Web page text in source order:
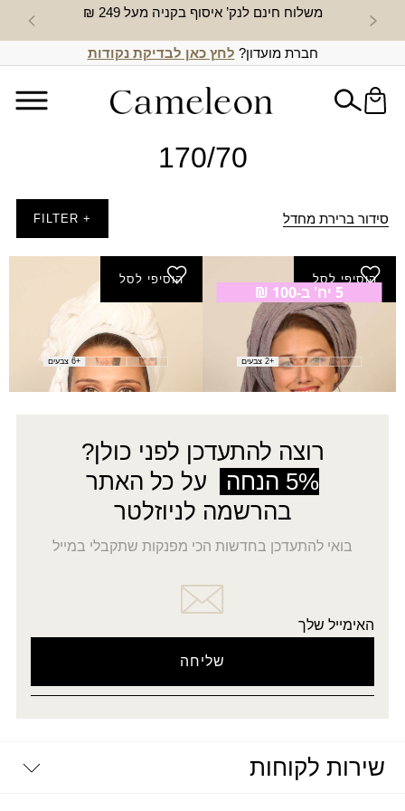
משלוח חינם לנק’ איסוף בקניה מעל 249 ₪ חדש
חברת מועדון? לחץ כאן לבדיקת נקודות
170/70
סידור ברירת מחדל + FILTER
5 יח' ב-100 ₪
הוסיפי לסל
צעיף עגור
₪
40.00
+2 צבעים
הוסיפי לסל
צעיף טיגריס
₪40.00
+6 צבעים
רוצה להתעדכן לפני כולן?
5% הנחה
על כל האתר
בהרשמה לניוזלטר
בואי להתעדכן בחדשות הכי מפנקות שתקבלי במייל
האימייל שלך
שירות לקוחות